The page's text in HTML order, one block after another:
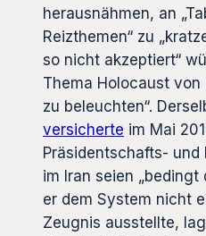
herausnähmen, an
Reizthemen“ zu
so nicht akzeptiert“
Thema Holocaust
zu beleuchten“.
versicherte im Mai
Präsidentschafts- und
im Iran seien „bedingt
er dem System nicht
Zeugnis ausstellte,